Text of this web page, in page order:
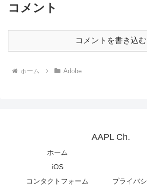
コメント
コメントを書き込む
ホーム Adobe
AAPL Ch.
ホーム
iOS
コンタクトフォーム
プライバ